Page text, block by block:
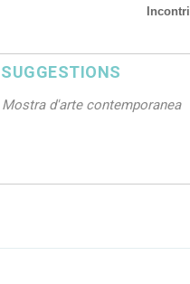
Incontri
SUGGESTIONS
Mostra d'arte contemporanea